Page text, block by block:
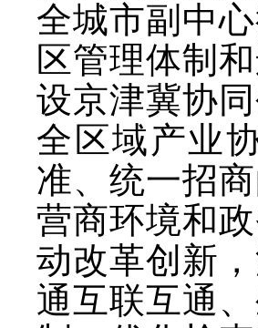
全城市副中
区管理体制
设京津冀协
全区域产业
准、统一招
营商环境和
动改革创新
通互联互通